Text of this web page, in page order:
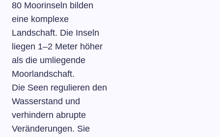
80 Moorinseln bilden
eine komplexe
Landschaft. Die Inseln
liegen 1–2 Meter höher
als die umliegende
Moorlandschaft.
Die Seen regulieren den
Wasserstand und
verhindern abrupte
Veränderungen. Sie